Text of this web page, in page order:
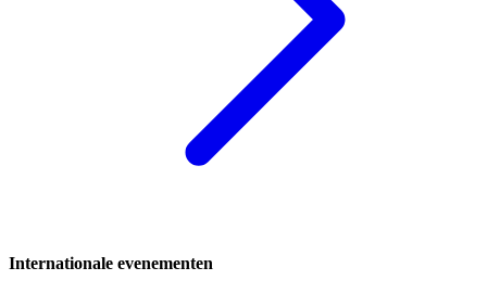
Internationale evenementen